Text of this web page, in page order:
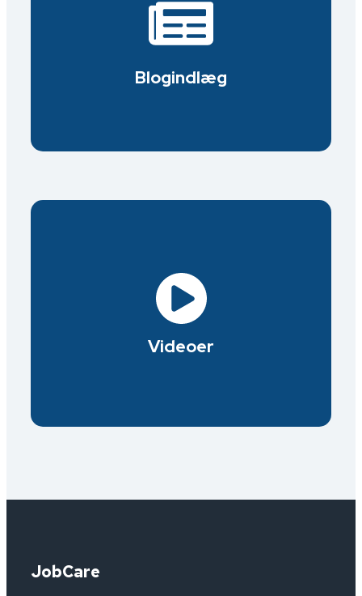
Blogindlæg
Læs vores blogindlæg her.
Videoer
Videoer
Se vores videoer her.
JobCare